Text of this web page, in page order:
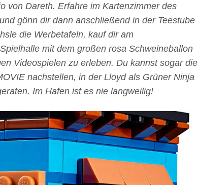
von Dareth. Erfahre im Kartenzimmer des
gönn dir dann anschließend in der Teestube
die Werbetafeln, kauf dir am
mit dem großen rosa Schweineballon
Videospielen zu erleben. Du kannst sogar die
nachstellen, in der Lloyd als Grüner Ninja
Im Hafen ist es nie langweilig!